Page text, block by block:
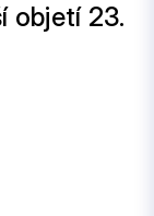
objetí 23.